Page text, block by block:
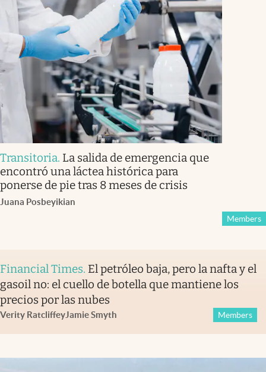
Transitoria. La salida de emergencia que
encontró una láctea histórica para
ponerse de pie tras 8 meses de crisis
Juana Posbeyikian
Members
Financial Times. El petróleo baja, pero la nafta y el
gasoil no: el cuello de botella que mantiene los
precios por las nubes
Verity RatcliffeyJamie Smyth Members